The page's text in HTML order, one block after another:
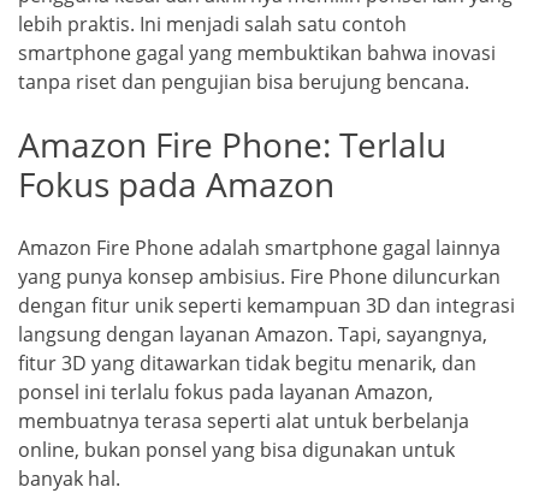
lebih praktis. Ini menjadi salah satu contoh
smartphone gagal yang membuktikan bahwa inovasi
tanpa riset dan pengujian bisa berujung bencana.
Amazon Fire Phone: Terlalu
Fokus pada Amazon
Amazon Fire Phone adalah smartphone gagal lainnya
yang punya konsep ambisius. Fire Phone diluncurkan
dengan fitur unik seperti kemampuan 3D dan integrasi
langsung dengan layanan Amazon. Tapi, sayangnya,
fitur 3D yang ditawarkan tidak begitu menarik, dan
ponsel ini terlalu fokus pada layanan Amazon,
membuatnya terasa seperti alat untuk berbelanja
online, bukan ponsel yang bisa digunakan untuk
banyak hal.